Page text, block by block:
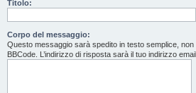
Titolo:
Corpo del messaggio:
Questo messaggio sarà spedito in testo semplice,
BBCode. L’indirizzo di risposta sarà il tuo indirizzo email.